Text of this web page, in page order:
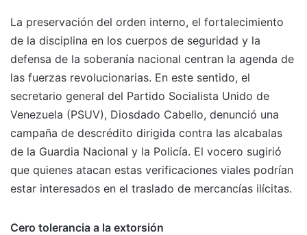
La preservación del orden interno, el fortalecimiento
de la disciplina en los cuerpos de seguridad y la
defensa de la soberanía nacional centran la agenda de
las fuerzas revolucionarias. En este sentido, el
secretario general del Partido Socialista Unido de
Venezuela (PSUV), Diosdado Cabello, denunció una
campaña de descrédito dirigida contra las alcabalas
de la Guardia Nacional y la Policía. El vocero sugirió
que quienes atacan estas verificaciones viales podrían
estar interesados en el traslado de mercancías ilícitas.
Cero tolerancia a la extorsión